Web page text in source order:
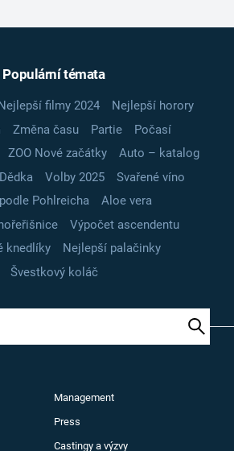
Populární témata
filmy 2024
Nejlepší horory
Změna času Partie
Počasí
ZOO Nové začátky
Auto – katalog
Volby 2025
Svařené víno
Pohlreicha
Aloe vera
Výpočet ascendentu
knedlíky
Nejlepší palačinky
Švestkový koláč
Management
Press
Castingy a výzvy